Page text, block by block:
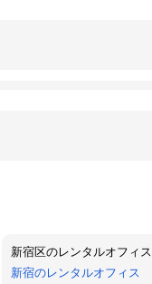
新宿区のレンタルオフィス
新宿のレンタルオフィス